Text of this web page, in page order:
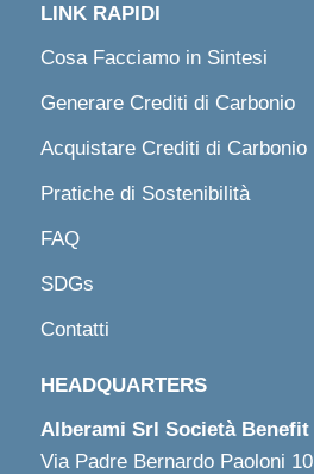
LINK RAPIDI
Cosa Facciamo in Sintesi
Generare Crediti di Carbonio
Acquistare Crediti di Carbonio
Pratiche di Sostenibilità
FAQ
SDGs
Contatti
HEADQUARTERS
Alberami Srl Società Benefit
Via Padre Bernardo Paoloni 10